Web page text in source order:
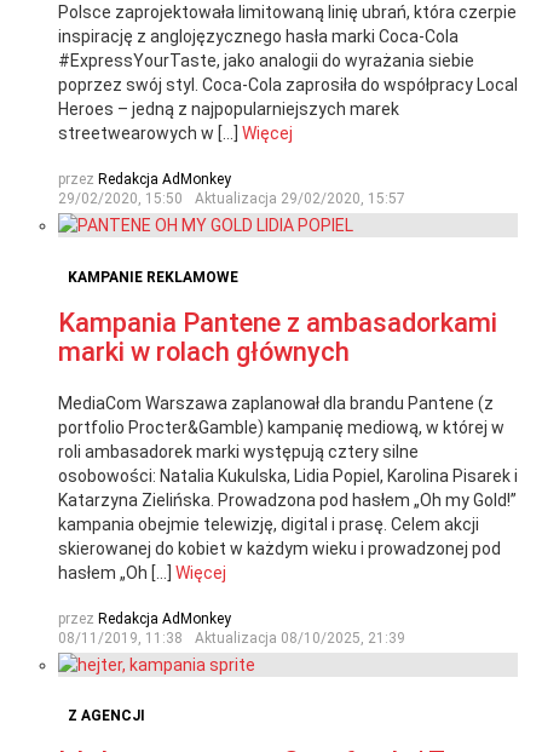
Polsce zaprojektowała limitowaną linię ubrań, która czerpie
inspirację z anglojęzycznego hasła marki Coca-Cola
#ExpressYourTaste, jako analogii do wyrażania siebie
poprzez swój styl. Coca-Cola zaprosiła do współpracy Local
Heroes – jedną z najpopularniejszych marek
streetwearowych w […] Więcej
przez Redakcja AdMonkey
29/02/2020, 15:50
Aktualizacja 29/02/2020, 15:57
KAMPANIE REKLAMOWE
Kampania Pantene z ambasadorkami
marki w rolach głównych
MediaCom Warszawa zaplanował dla brandu Pantene (z
portfolio Procter&Gamble) kampanię mediową, w której w
roli ambasadorek marki występują cztery silne
osobowości: Natalia Kukulska, Lidia Popiel, Karolina Pisarek i
Katarzyna Zielińska. Prowadzona pod hasłem „Oh my Gold!”
kampania obejmie telewizję, digital i prasę. Celem akcji
skierowanej do kobiet w każdym wieku i prowadzonej pod
hasłem „Oh […] Więcej
przez Redakcja AdMonkey
08/11/2019, 11:38
Aktualizacja 08/10/2025, 21:39
Z AGENCJI